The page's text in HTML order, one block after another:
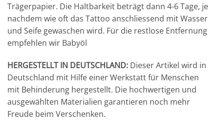
Trägerpapier. Die Haltbarkeit beträgt dann 4-6 Tage, je
nachdem wie oft das Tattoo anschliessend mit Wasser
und Seife gewaschen wird. Für die restlose Entfernung
empfehlen wir Babyöl
HERGESTELLT IN DEUTSCHLAND: Dieser Artikel wird in
Deutschland mit Hilfe einer Werkstatt für Menschen
mit Behinderung hergestellt. Die hochwertigen und
ausgewählten Materialien garantieren noch mehr
Freude beim Verschenken.